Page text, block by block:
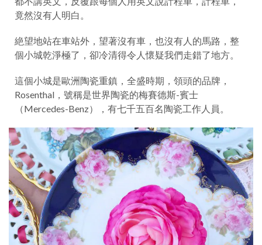
竟然沒有人明白。
絶望地站在車站外，望著沒有車，也沒有人的馬路，整
個小城乾淨極了，卻冷清得令人懷疑我們走錯了地方。
這個小城是歐洲陶瓷重鎮，全盛時期，領頭的品牌，
Rosenthal，號稱是世界陶瓷的梅賽德斯-賓士
（Mercedes-Benz），有七千五百名陶瓷工作人員。